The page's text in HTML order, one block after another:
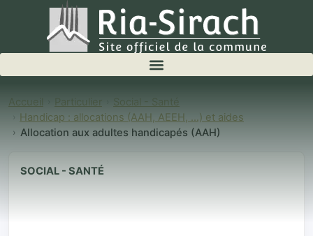
Accueil Particulier
Social - Santé
Handicap : allocations (AAH, AEEH, ...) et aides
Allocation aux adultes handicapés (AAH)
SOCIAL - SANTÉ
Allocation aux
adultes